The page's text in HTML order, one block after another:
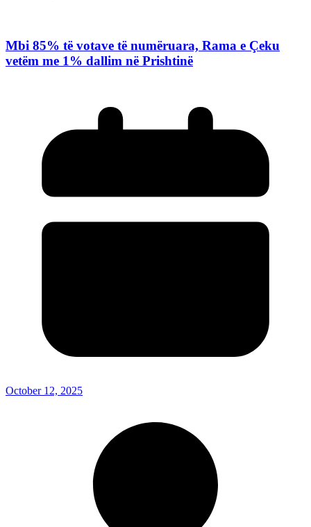
Mbi 85% të votave të numëruara, Rama e Çeku
vetëm me 1% dallim në Prishtinë
October 12, 2025